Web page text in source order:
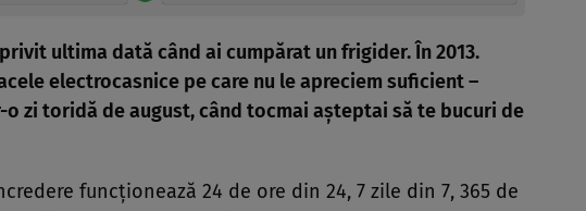
ultima dată când ai cumpărat un frigider. În 2013.
electrocasnice pe care nu le apreciem suficient –
o zi toridă de august, când tocmai așteptai să te bucuri de
funcționează 24 de ore din 24, 7 zile din 7, 365 de